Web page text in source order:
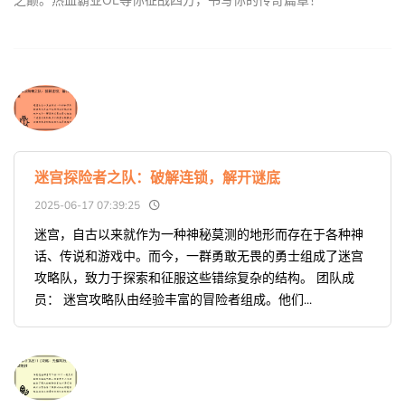
迷宫探险者之队：破解连锁，解开谜底
2025-06-17 07:39:25
迷宫，自古以来就作为一种神秘莫测的地形而存在于各种神
话、传说和游戏中。而今，一群勇敢无畏的勇士组成了迷宫
攻略队，致力于探索和征服这些错综复杂的结构。 团队成
员： 迷宫攻略队由经验丰富的冒险者组成。他们...